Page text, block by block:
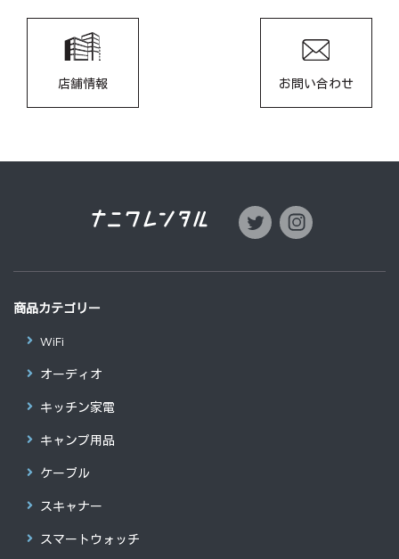
店舗情報 お問い合わせ
商品カテゴリー
WiFi
オーディオ
キッチン家電
キャンプ用品
ケーブル
スキャナー
スマートウォッチ